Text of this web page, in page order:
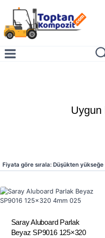
content
Uygun
Saray Aluboard Parlak
Beyaz SP9016 125×320